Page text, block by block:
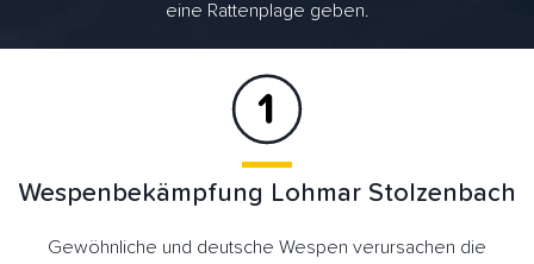
eine Rattenplage geben.
Wespenbekämpfung Lohmar Stolzenbach
Gewöhnliche und deutsche Wespen verursachen die